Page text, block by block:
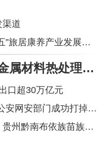
渠道
居康养产业发展规划》
我国牵头修订的黑色金属材料热处理基础领域国际标准发布
口超30万亿元
成功打掉一个网络黑灰产团伙
索民族地区发展新路 “石榴籽”相拥 唱响“好花红”